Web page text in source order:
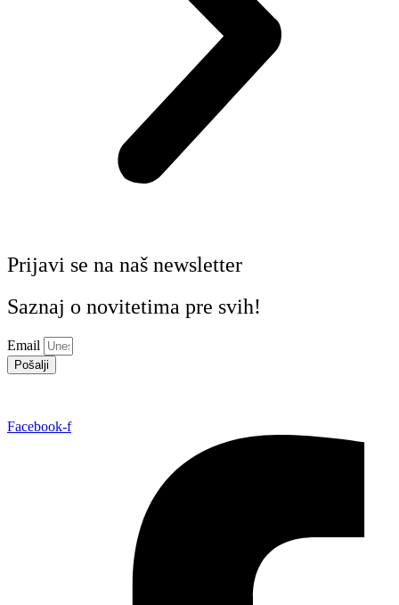
Prijavi se na naš newsletter
Saznaj o novitetima pre svih!
Email
Pošalji
Facebook-f